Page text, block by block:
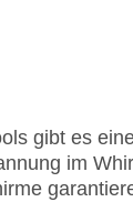
gibt es
im